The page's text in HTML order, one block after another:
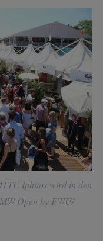
Iphitos wird in den
Open by FWU/